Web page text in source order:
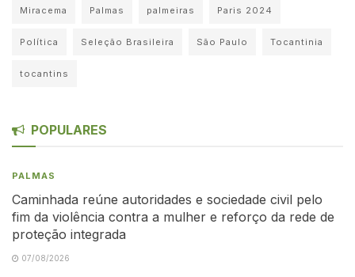
Miracema Palmas palmeiras Paris 2024
Política Seleção Brasileira São Paulo Tocantinia
tocantins
POPULARES
PALMAS
Caminhada reúne autoridades e sociedade civil pelo
fim da violência contra a mulher e reforço da rede de
proteção integrada
07/08/2026